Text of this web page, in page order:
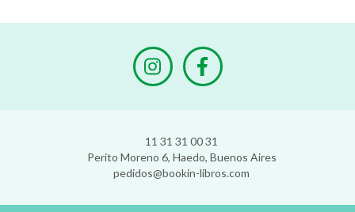
11 31 31 00 31
Perito Moreno 6, Haedo, Buenos Aires
pedidos@bookin-libros.com